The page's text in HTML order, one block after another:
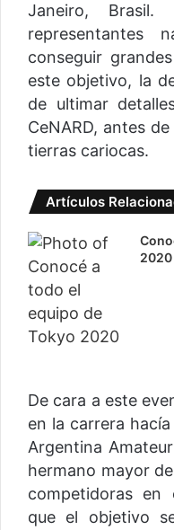
Janeiro,
representantes
conseguir
este objetivo, la
de ultimar
CeNARD, antes
tierras cariocas.
Artículos
2020
De cara a este
en la carrera
Argentina
hermano mayor
competidoras en
que el objetivo